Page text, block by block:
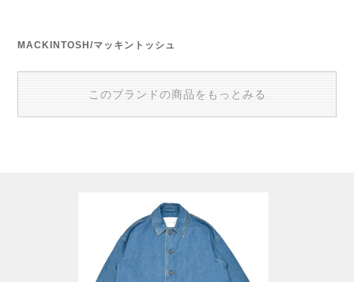
MACKINTOSH/マッキントッシュ
このブランドの商品をもっとみる